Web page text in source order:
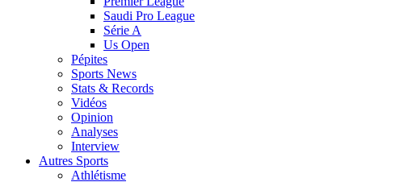
Saudi Pro League
Série A
Us Open
Pépites
Sports News
Stats & Records
Vidéos
Opinion
Analyses
Interview
Autres Sports
Athlétisme